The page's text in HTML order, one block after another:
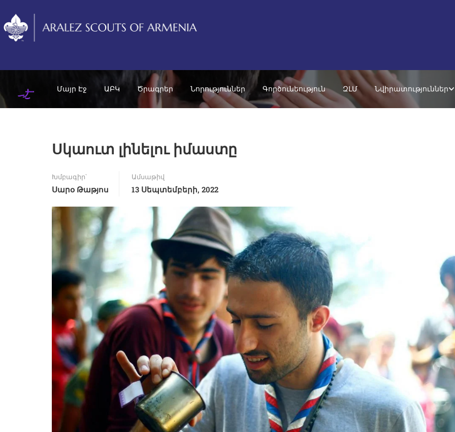
Մայր Էջ ԱԲԿ Ծրագրեր Նորություններ Գործունեություն ԶԼՄ Նվիրատություններ
Սկաուտ լինելու իմաստը
Խմբագիր՝
Սարօ Թաթյոս
Ամսաթիվ
13 Սեպտեմբերի, 2022